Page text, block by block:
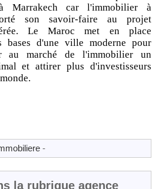
Marrakech car l'immobilier à
son savoir-faire au projet
Le Maroc met en place
bases d'une ville moderne pour
au marché de l'immobilier un
et attirer plus d'investisseurs
-
la rubrique agence